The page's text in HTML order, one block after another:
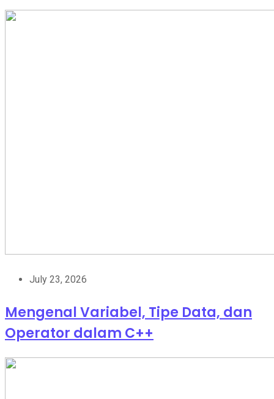
July 23, 2026
Mengenal Variabel, Tipe Data, dan
Operator dalam C++